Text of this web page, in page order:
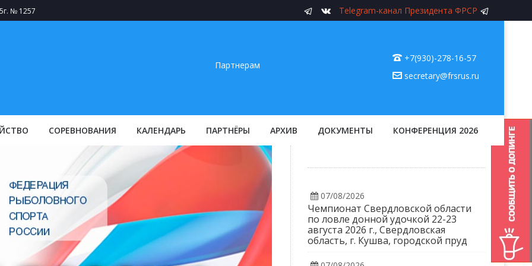
№ 1257 Telegram-канал Президента ФРСР
Партнерам
+7(930)-278-16-57
secretary@frsrus.ru
СОРЕВНОВАНИЯ КАЛЕНДАРЬ ПАРТНЁРЫ АРХИВ ДОКУМЕНТЫ КОНФЕРЕНЦИЯ 2026
07/08/2026
Чемпионат Свердловской области
по ловле донной удочкой 22-23
августа 2026 г., Свердловская
область, г. Кушва, городской пруд